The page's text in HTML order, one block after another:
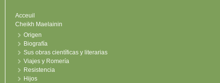
Acceuil
Cheikh Maelainin
Origen
Biografía
Sus obras científicas y literarias
Viajes y Romería
Resistencia
Hijos